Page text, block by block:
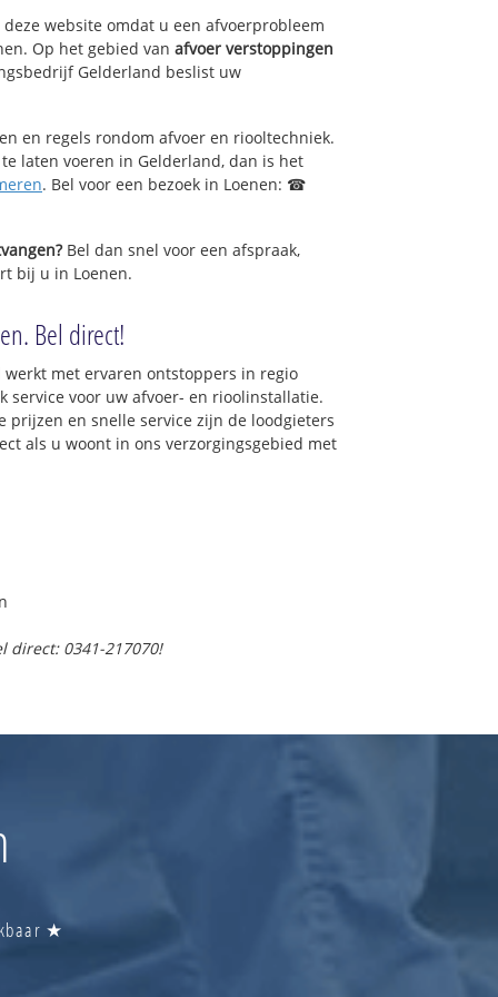
website omdat u een afvoerprobleem
Op het gebied van afvoer verstoppingen
Gelderland beslist uw
en regels rondom afvoer en riooltechniek.
laten voeren in Gelderland, dan is het
. Bel voor een bezoek in Loenen: ☎
Bel dan snel voor een afspraak,
bij u in Loenen.
Bel direct!
met ervaren ontstoppers in regio
service voor uw afvoer- en rioolinstallatie.
prijzen en snelle service zijn de loodgieters
als u woont in ons verzorgingsgebied met
direct: 0341-217070!
★